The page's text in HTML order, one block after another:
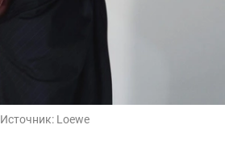
Источник: Loewe